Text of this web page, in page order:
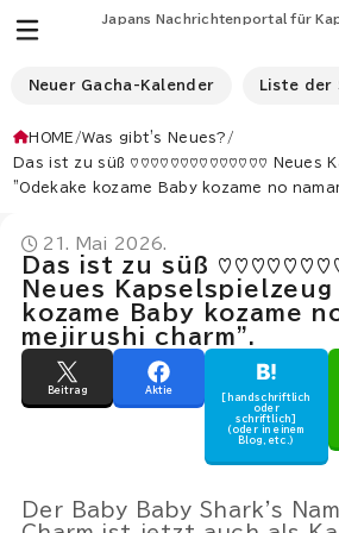
Japans Nachrichtenportal für
Neuer Gacha-Kalender Liste der
HOME
Was gibt's Neues?
Das ist zu süß ♡♡♡♡♡♡♡♡♡♡♡♡♡♡ Neues
"Odekake kozame Baby kozame no
21. Mai 2026.
Das ist zu süß
Neues
kozame Baby kozame
mejirushi charm".
Beitrag
Aktie
[handschriftlich
oder
schriftlich]
(oder in einem
Blog, etc.)
Der Baby Baby Shark's